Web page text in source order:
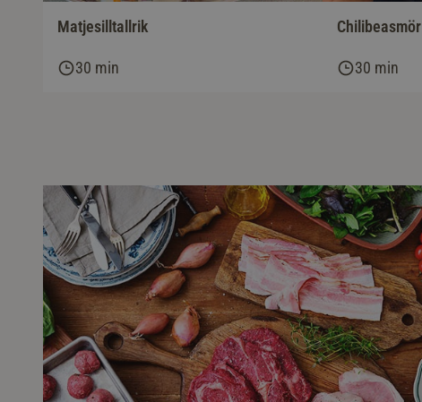
Matjesilltallrik
30 min
Chilibeasmör
30 min